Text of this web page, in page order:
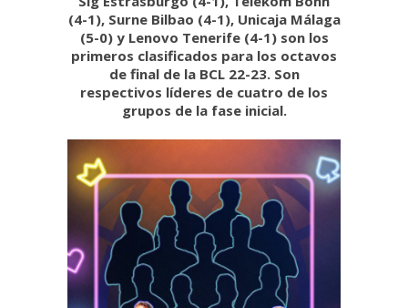
(4-1), Surne Bilbao (4-1), Unicaja Málaga
(5-0) y Lenovo Tenerife (4-1) son los
primeros clasificados para los octavos
de final de la BCL 22-23. Son
respectivos líderes de cuatro de los
grupos de la fase inicial.